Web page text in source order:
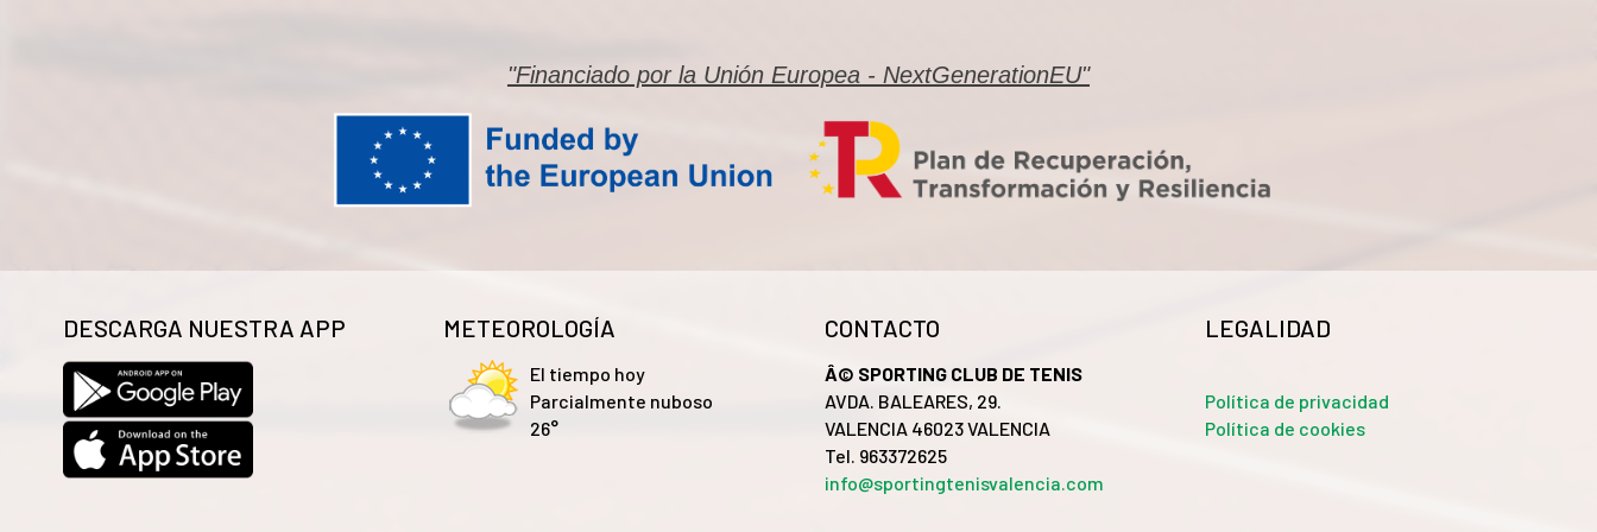
"Financiado por la Unión Europea - NextGenerationEU"
DESCARGA NUESTRA APP METEOROLOGÍA
El tiempo hoy
Parcialmente nuboso
26°
CONTACTO
Â© SPORTING CLUB DE TENIS
AVDA. BALEARES, 29.
VALENCIA 46023 VALENCIA
Tel. 963372625
info@sportingtenisvalencia.com
LEGALIDAD
Política de privacidad
Política de cookies